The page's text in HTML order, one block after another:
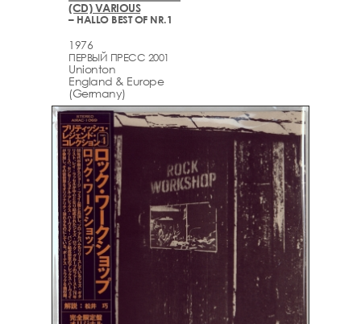
(CD) VARIOUS
– HALLO BEST OF NR.1
1976
ПЕРВЫЙ ПРЕСС 2001
Unionton
England & Europe
(Germany)